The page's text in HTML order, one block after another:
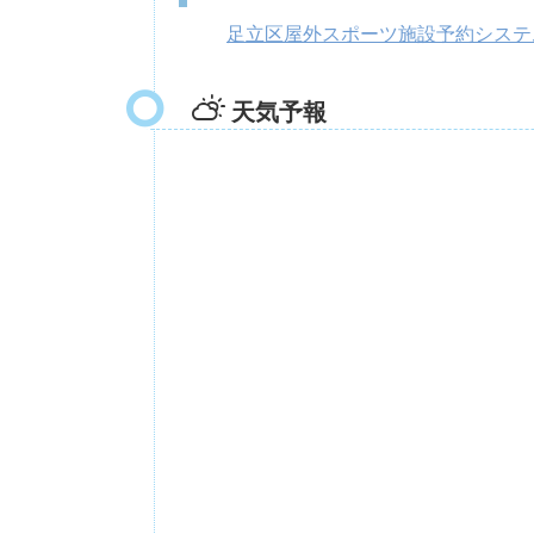
足立区屋外スポーツ施設予約シス
天気予報